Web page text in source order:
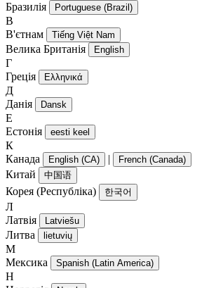
Бразилія Portuguese (Brazil)
В
В'єтнам
Tiếng Việt Nam
Велика Британія English
Г
Греція
Ελληνικά
Д
Данія
Dansk
Е
Естонія
eesti keel
К
Канада
English (CA) | French (Canada)
Китай 中国语
Корея (Республіка) 한국어
Л
Латвія
Latviešu
Литва lietuvių
М
Мексика
Spanish (Latin America)
Н